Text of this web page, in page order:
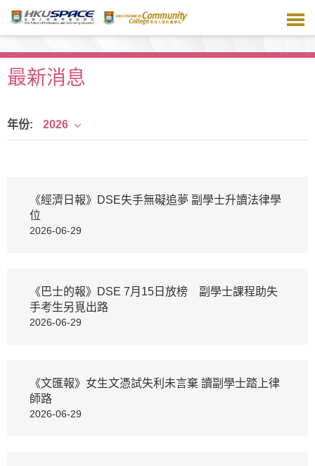
主
容最新消息
年份: 2026
《經濟日報》DSE失手無礙追夢 副學士升讀法律學
位
2026-06-29
《巴士的報》DSE 7月15日放榜 副學士課程助失
手考生另覓出路
2026-06-29
《文匯報》女生文憑試失利未言棄 讀副學士踏上律
師路
2026-06-29